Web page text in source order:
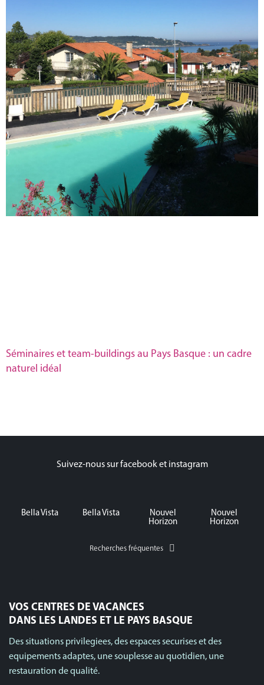
Séminaires et team-buildings au Pays Basque : un cadre
naturel idéal
Suivez-nous sur facebook et instagram
Bella Vista Bella Vista
Nouvel
Horizon
Nouvel
Horizon
Recherches fréquentes
VOS CENTRES DE VACANCES
DANS LES LANDES ET LE PAYS BASQUE
Des situations privilegiees, des espaces securises et des
equipements adaptes, une souplesse au quotidien, une
restauration de qualité.